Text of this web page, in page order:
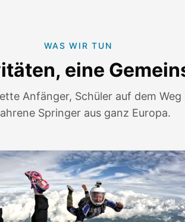
WAS WIR TUN
eine
Anfänger, Schüler auf dem Weg
Springer aus ganz Europa.